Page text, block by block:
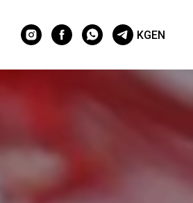
KGEN